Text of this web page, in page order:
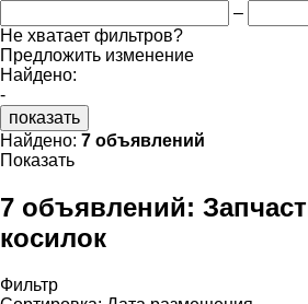
–
Не хватает фильтров?
Предложить изменение
Найдено:
-
показать
Найдено: 7 объявлений
Показать
7 объявлений:
косилок
Фильтр